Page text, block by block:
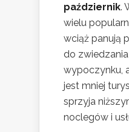
październik.
wielu
wciąż panują
do
wypoczynku,
jest mniej
sprzyja
noclegów i